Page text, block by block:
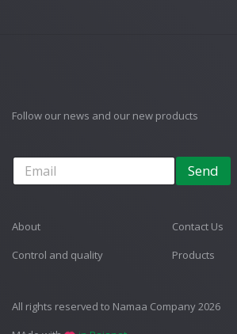
Follow our news and our new products
Send
About Contact Us
Control and quality Products
All rights reserved to Namaa Company 2026